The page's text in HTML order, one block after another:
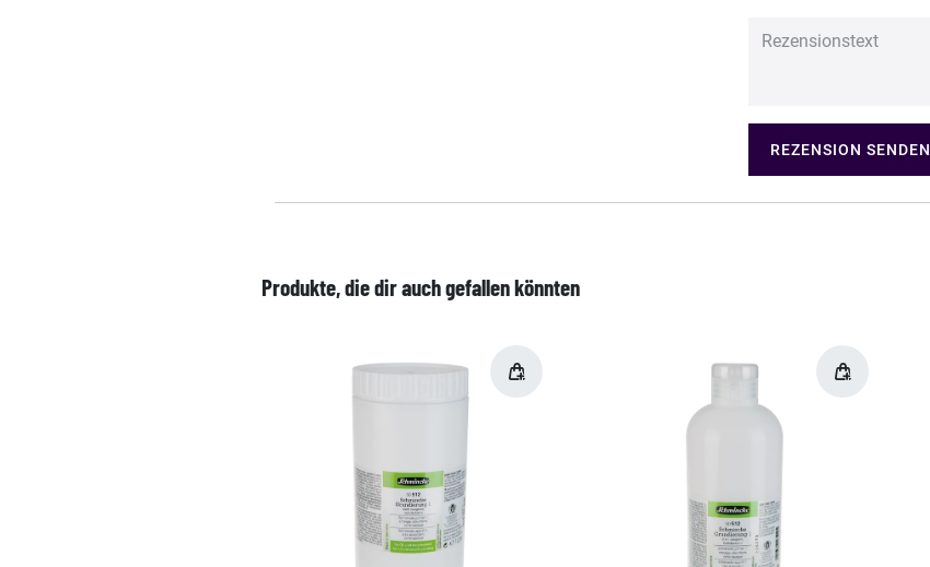
REZENSION SENDEN
Produkte, die dir auch gefallen könnten